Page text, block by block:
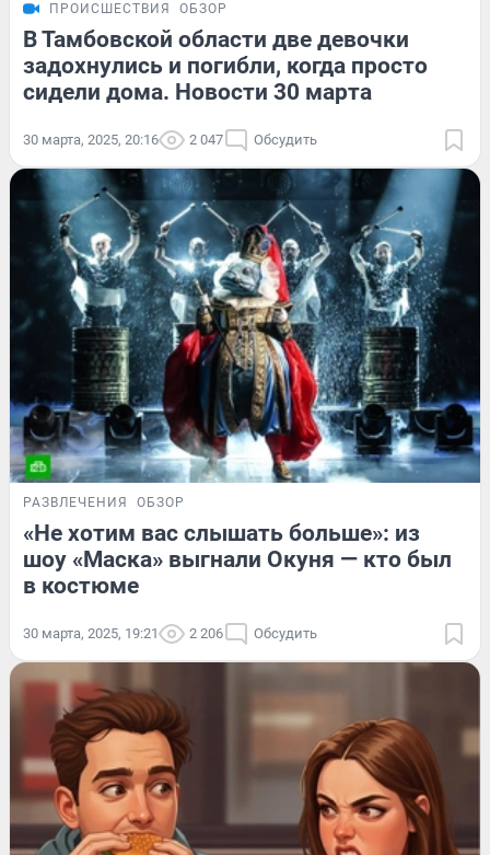
ПРОИСШЕСТВИЯ ОБЗОР
В Тамбовской области две девочки
задохнулись и погибли, когда просто
сидели дома. Новости 30 марта
30 марта, 2025, 20:16 2 047 Обсудить
РАЗВЛЕЧЕНИЯ ОБЗОР
«Не хотим вас слышать больше»: из
шоу «Маска» выгнали Окуня — кто был
в костюме
30 марта, 2025, 19:21 2 206 Обсудить